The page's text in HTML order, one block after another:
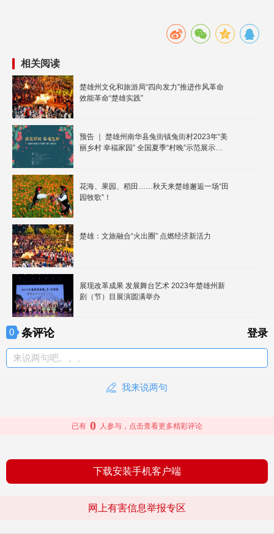
相关阅读
楚雄州文化和旅游局“四向发力”推进作风革命
效能革命“楚雄实践”
预告 ｜ 楚雄州南华县兔街镇兔街村2023年“美
丽乡村 幸福家园” 全国夏季“村晚”示范展示活
花海、果园、稻田……秋天来楚雄邂逅一场“田
园牧歌”！
楚雄：文旅融合“火出圈” 点燃经济新活力
展现改革成果 发展舞台艺术 2023年楚雄州新
剧（节）目展演圆满举办
0 条评论 登录
来说两句吧。。。
我来说两句
已有 0 人参与，点击查看更多精彩评论
下载安装手机客户端
网上有害信息举报专区